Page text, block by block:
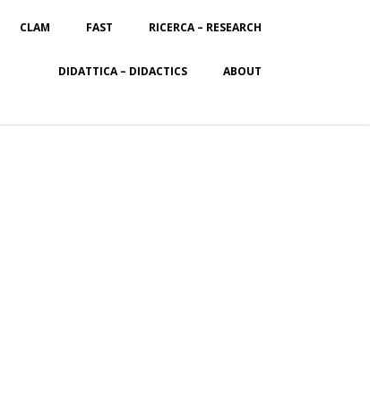
CLAM FAST RICERCA – RESEARCH
DIDATTICA – DIDACTICS ABOUT